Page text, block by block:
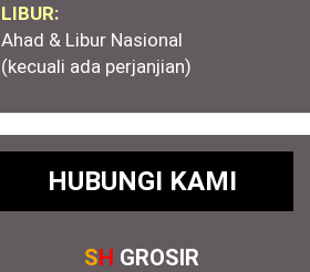
LIBUR:
Ahad & Libur Nasional
(kecuali ada perjanjian)
HUBUNGI KAMI
SH GROSIR